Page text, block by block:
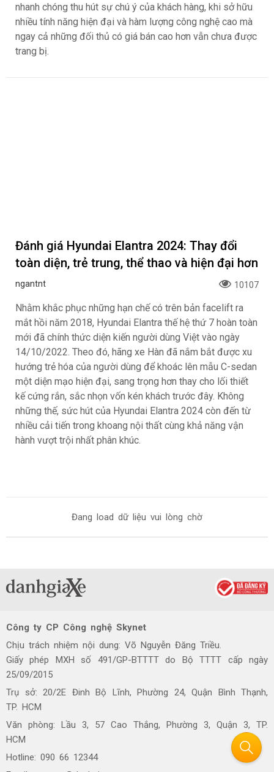
nhanh chóng thu hút sự chú ý của khách hàng, khi sở hữu
nhiều tính năng hiện đại và hàm lượng công nghệ cao mà
ngay cả những đối thủ có giá bán cao hơn vẫn chưa được
trang bị.
Đánh giá Hyundai Elantra 2024: Thay đổi
toàn diện, trẻ trung, thể thao và hiện đại hơn
ngantnt 10107
Nhằm khắc phục những hạn chế có trên bản facelift ra
mắt hồi năm 2018, Hyundai Elantra thế hệ thứ 7 hoàn toàn
mới đã chính thức diện kiến người dùng Việt vào ngày
14/10/2022. Theo đó, hãng xe Hàn đã nắm bắt được xu
hướng trẻ hóa của người dùng để khoác lên mẫu C-sedan
một diện mạo hiện đại, sang trọng hơn thay cho lối thiết
kế cứng rắn, sắc nhọn vốn kén khách trước đây. Không
những thế, sức hút của Hyundai Elantra 2024 còn đến từ
nhiều cải tiến trong khoang nội thất cùng khả năng vận
hành vượt trội nhất phân khúc.
Đang load dữ liệu vui lòng chờ
Công ty CP Công nghệ Skynet
Chịu trách nhiệm nội dung: Võ Nguyễn Đăng Triều.
Giấy phép MXH số 491/GP-BTTTT do Bộ TTTT cấp ngày
25/09/2015
Trụ sở: 20/2E Đinh Bộ Lĩnh, Phường 24, Quận Bình Thạnh,
TP. HCM
Văn phòng: Lầu 3, 57 Cao Thắng, Phường 3, Quận 3, TP.
HCM
Hotline: 090 66 12344